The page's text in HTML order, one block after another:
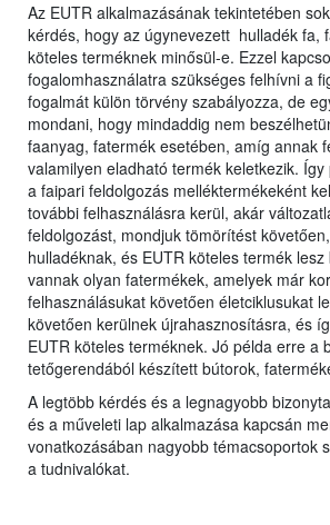
Az EUTR alkalmazásának tekintetében
kérdés, hogy az úgynevezett hulladék fa,
köteles terméknek minősül-e. Ezzel
fogalomhasználatra szükséges felhívni a
fogalmát külön törvény szabályozza, de
mondani, hogy mindaddig nem
faanyag, fatermék esetében, amíg annak
valamilyen eladható termék keletkezik.
a faipari feldolgozás melléktermékeként
további felhasználásra kerül, akár
feldolgozást, mondjuk tömörítést
hulladéknak, és EUTR köteles termék
vannak olyan fatermékek, amelyek már
felhasználásukat követően életciklusukat
követően kerülnek újrahasznosításra, és
EUTR köteles terméknek. Jó példa erre a
tetőgerendából készített bútorok,
A legtöbb kérdés és a legnagyobb
és a műveleti lap alkalmazása kapcsán
vonatkozásában nagyobb témacsoportok
a tudnivalókat.